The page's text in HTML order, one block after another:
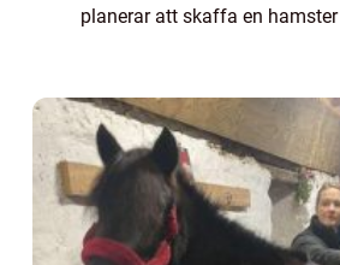
planerar att skaffa en